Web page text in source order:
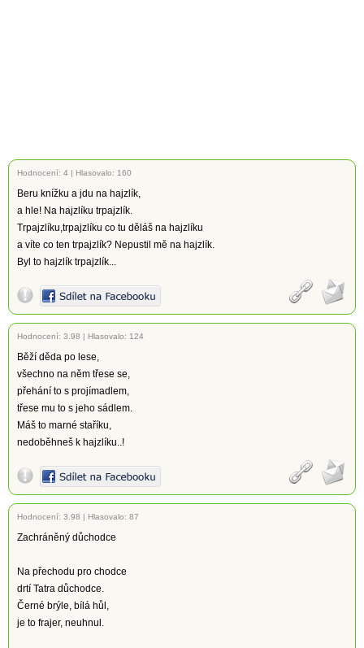
Hodnocení: 4 | Hlasovalo: 160
Beru knížku a jdu na hajzlík,
a hle! Na hajzlíku trpajzlík.
Trpajzlíku,trpajzlíku co tu děláš na hajzlíku
a víte co ten trpajzlík? Nepustil mě na hajzlík.
Byl to hajzlík trpajzlík...
Hodnocení: 3.98 | Hlasovalo: 124
Běží děda po lese,
všechno na něm třese se,
přehání to s projímadlem,
třese mu to s jeho sádlem.
Máš to marné staříku,
nedoběhneš k hajzlíku..!
Hodnocení: 3.98 | Hlasovalo: 87
Zachráněný důchodce
Na přechodu pro chodce
drtí Tatra důchodce.
Černé brýle, bílá hůl,
je to frajer, neuhnul.